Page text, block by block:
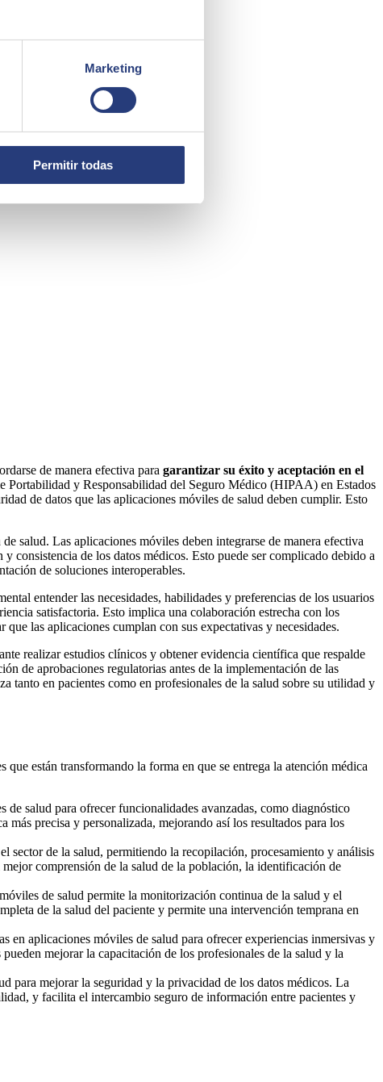
Marketing
Permitir todas
de manera efectiva para garantizar su éxito y aceptación en el
Portabilidad y Responsabilidad del Seguro Médico (HIPAA) en Estados
de datos que las aplicaciones móviles de salud deben cumplir. Esto
salud. Las aplicaciones móviles deben integrarse de manera efectiva
consistencia de los datos médicos. Esto puede ser complicado debido a
de soluciones interoperables.
entender las necesidades, habilidades y preferencias de los usuarios
satisfactoria. Esto implica una colaboración estrecha con los
las aplicaciones cumplan con sus expectativas y necesidades.
realizar estudios clínicos y obtener evidencia científica que respalde
de aprobaciones regulatorias antes de la implementación de las
tanto en pacientes como en profesionales de la salud sobre su utilidad y
están transformando la forma en que se entrega la atención médica
de salud para ofrecer funcionalidades avanzadas, como diagnóstico
precisa y personalizada, mejorando así los resultados para los
sector de la salud, permitiendo la recopilación, procesamiento y análisis
comprensión de la salud de la población, la identificación de
de salud permite la monitorización continua de la salud y el
de la salud del paciente y permite una intervención temprana en
aplicaciones móviles de salud para ofrecer experiencias inmersivas y
mejorar la capacitación de los profesionales de la salud y la
para mejorar la seguridad y la privacidad de los datos médicos. La
y facilita el intercambio seguro de información entre pacientes y